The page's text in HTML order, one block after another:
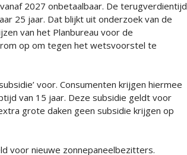
2027 onbetaalbaar. De terugverdientijd
25 jaar. Dat blijkt uit onderzoek van de
van het Planbureau voor de
op om tegen het wetsvoorstel te
voor. Consumenten krijgen hiermee
van 15 jaar. Deze subsidie geldt voor
grote daken geen subsidie krijgen op
voor nieuwe zonnepaneelbezitters.